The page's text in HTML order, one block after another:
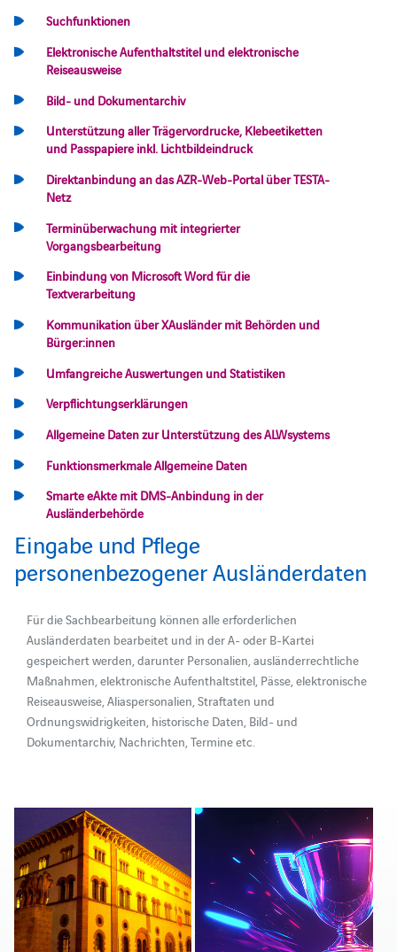
Suchfunktionen
Elektronische Aufenthaltstitel und elektronische
Reiseausweise
Bild- und Dokumentarchiv
Unterstützung aller Trägervordrucke, Klebeetiketten
und Passpapiere inkl. Lichtbildeindruck
Direktanbindung an das AZR-Web-Portal über TESTA-
Netz
Terminüberwachung mit integrierter
Vorgangsbearbeitung
Einbindung von Microsoft Word für die
Textverarbeitung
Kommunikation über XAusländer mit Behörden und
Bürger:innen
Umfangreiche Auswertungen und Statistiken
Verpflichtungserklärungen
Allgemeine Daten zur Unterstützung des ALWsystems
Funktionsmerkmale Allgemeine Daten
Smarte eAkte mit DMS-Anbindung in der
Ausländerbehörde
Eingabe und Pflege
personenbezogener Ausländerdaten
Für die Sachbearbeitung können alle erforderlichen
Ausländerdaten bearbeitet und in der A- oder B-Kartei
gespeichert werden, darunter Personalien, ausländerrechtliche
Maßnahmen, elektronische Aufenthaltstitel, Pässe, elektronische
Reiseausweise, Aliaspersonalien, Straftaten und
Ordnungswidrigkeiten, historische Daten, Bild- und
Dokumentarchiv, Nachrichten, Termine etc.